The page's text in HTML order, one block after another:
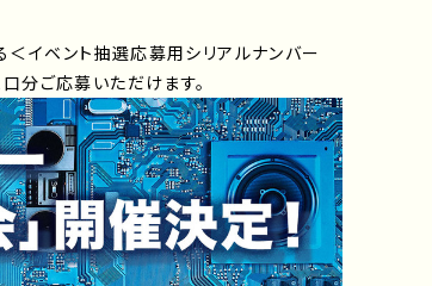
イベント抽選応募用シリアルナンバー
分ご応募いただけます。